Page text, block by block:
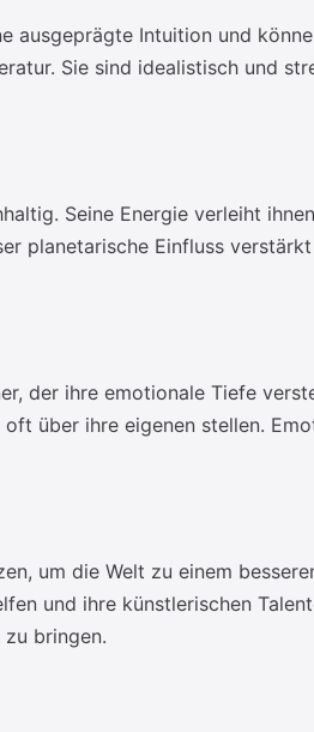
ausgeprägte Intuition und
Sie sind idealistisch und
Seine Energie verleiht
planetarische Einfluss
der ihre emotionale Tiefe
über ihre eigenen stellen.
um die Welt zu einem
und ihre künstlerischen
bringen.